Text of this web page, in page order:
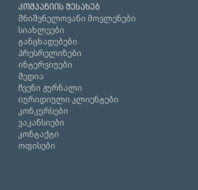
კომპანიის შესახებ
მნიშვნელოვანი მოვლენები
სიახლეები
განცხადებები
პრესრელიზები
ინტერვიუები
მედია
ჩვენი ჟურნალი
იურიდიული კლიენტები
კონკურსები
ვაკანსიები
კონტაქტი
ოფისები